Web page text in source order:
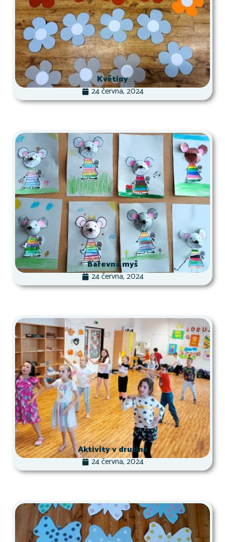
Květiny
24 června, 2024
Barevná myš
24 června, 2024
Aktivity v družině
24 června, 2024